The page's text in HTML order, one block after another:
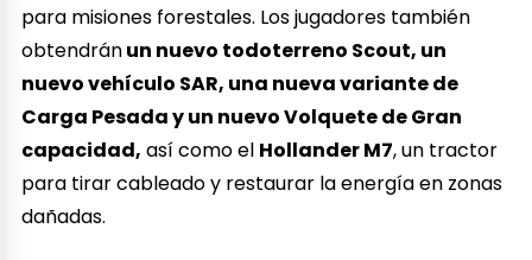
para misiones forestales. Los jugadores también
obtendránun nuevo todoterreno Scout, un
nuevo vehículo SAR, una nueva variante de
Carga Pesada y un nuevo Volquete de Gran
capacidad, así como el Hollander M7, un tractor
para tirar cableado y restaurar la energía en zonas
dañadas.